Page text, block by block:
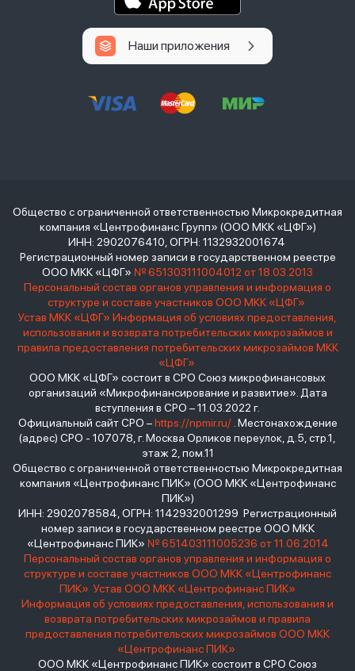
Наши приложения
Общество с ограниченной ответственностью Микрокредитная
компания «Центрофинанс Групп» (ООО МКК «ЦФГ»)
ИНН: 2902076410, ОГРН: 1132932001674
Регистрационный номер записи в государственном реестре
ООО МКК «ЦФГ» № 651303111004012 от 18.03.2013
Персональный состав органов управления и информация о
структуре и составе участников ООО МКК «ЦФГ»
Устав МКК «ЦФГ» Информация об условиях предоставления,
использования и возврата потребительских микрозаймов и
правила предоставления потребительских микрозаймов МКК
«ЦФГ»
ООО МКК «ЦФГ» состоит в СРО Союз микрофинансовых
организаций «Микрофинансирование и развитие». Дата
вступления в СРО – 11.03.2022 г.
Официальный сайт СРО –https://npmir.ru/. Местонахождение
(адрес) СРО - 107078, г. Москва Орликов переулок, д.5, стр.1,
этаж 2, пом.11
Общество с ограниченной ответственностью Микрокредитная
компания «Центрофинанс ПИК» (ООО МКК «Центрофинанс
ПИК»)
ИНН: 2902078584, ОГРН: 1142932001299 Регистрационный
номер записи в государственном реестре ООО МКК
«Центрофинанс ПИК» № 651403111005236 от 11.06.2014
Персональный состав органов управления и информация о
структуре и составе участников ООО МКК «Центрофинанс
ПИК» Устав ООО МКК «Центрофинанс ПИК»
Информация об условиях предоставления, использования и
возврата потребительских микрозаймов и правила
предоставления потребительских микрозаймов ООО МКК
«Центрофинанс ПИК»
ООО МКК «Центрофинанс ПИК» состоит в СРО Союз